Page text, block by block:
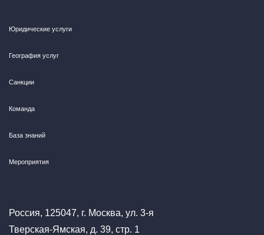
Юридические услуги
География услуг
Санкции
Команда
База знаний
Мероприятия
Россия, 125047, г. Москва, ул. 3-я
Тверская-Ямская, д. 39, стр. 1